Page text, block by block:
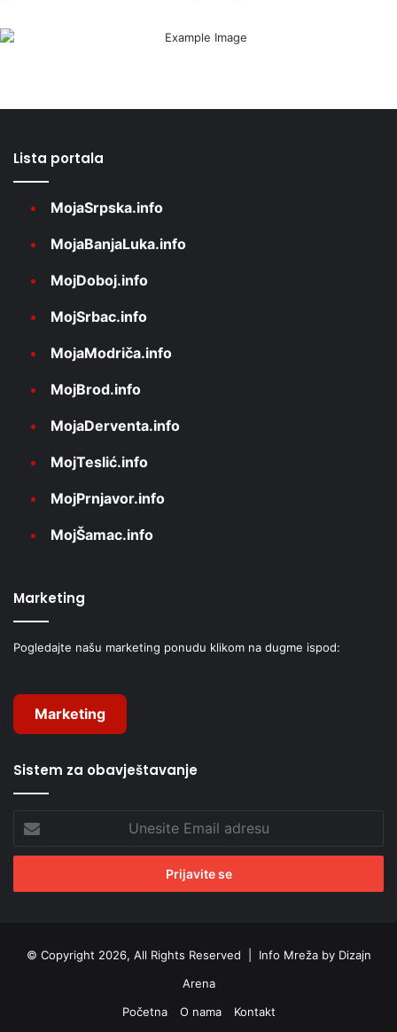
Lista portala
MojaSrpska.info
MojaBanjaLuka.info
MojDoboj.info
MojSrbac.info
MojaModriča.info
MojBrod.info
MojaDerventa.info
MojTeslić.info
MojPrnjavor.info
MojŠamac.info
Marketing
Pogledajte našu marketing ponudu klikom na dugme ispod:
Marketing
Sistem za obavještavanje
Unesite
Email
adresu
© Copyright 2026, All Rights Reserved | Info Mreža by Dizajn
Arena
Početna
O nama Kontakt